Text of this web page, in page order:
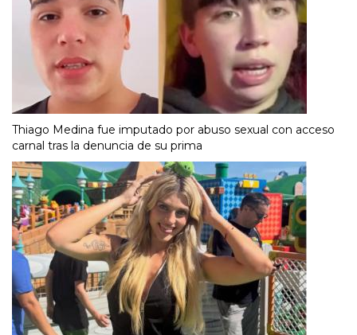
Thiago Medina fue imputado por abuso sexual con acceso
carnal tras la denuncia de su prima